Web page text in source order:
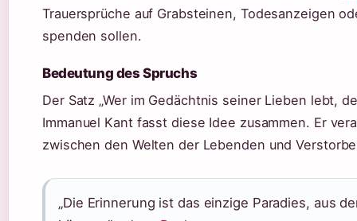
Trauersprüche auf Grabsteinen, Todesanzeigen
spenden sollen.
Bedeutung des Spruchs
Der Satz „Wer im Gedächtnis seiner Lieben lebt,
Immanuel Kant fasst diese Idee zusammen. Er
zwischen den Welten der Lebenden und
„Die Erinnerung ist das einzige Paradies, aus